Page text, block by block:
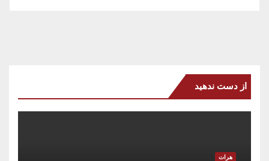
از دست ندهید
هرات